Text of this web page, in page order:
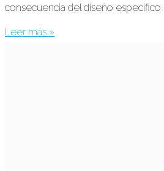
consecuencia del diseño específico
Leer más »